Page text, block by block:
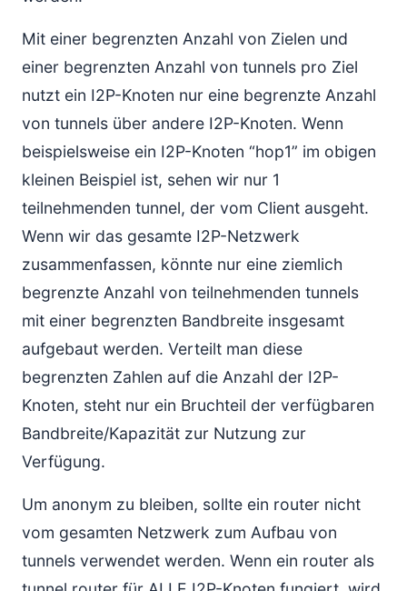
Mit einer begrenzten Anzahl von Zielen und
einer begrenzten Anzahl von tunnels pro Ziel
nutzt ein I2P-Knoten nur eine begrenzte Anzahl
von tunnels über andere I2P-Knoten. Wenn
beispielsweise ein I2P-Knoten “hop1” im obigen
kleinen Beispiel ist, sehen wir nur 1
teilnehmenden tunnel, der vom Client ausgeht.
Wenn wir das gesamte I2P-Netzwerk
zusammenfassen, könnte nur eine ziemlich
begrenzte Anzahl von teilnehmenden tunnels
mit einer begrenzten Bandbreite insgesamt
aufgebaut werden. Verteilt man diese
begrenzten Zahlen auf die Anzahl der I2P-
Knoten, steht nur ein Bruchteil der verfügbaren
Bandbreite/Kapazität zur Nutzung zur
Verfügung.
Um anonym zu bleiben, sollte ein router nicht
vom gesamten Netzwerk zum Aufbau von
tunnels verwendet werden. Wenn ein router als